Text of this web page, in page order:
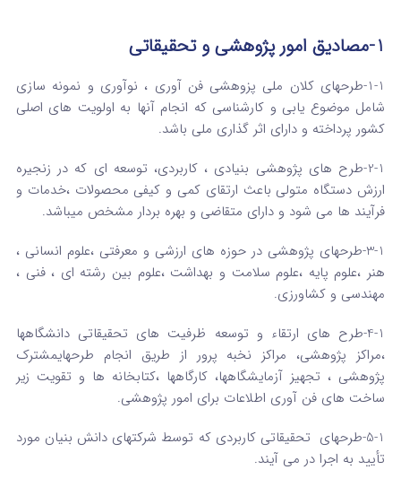
1-مصادیق امور پژوهشی و تحقیقاتی
1-1-طرحهای کلان ملی پزوهشی فن آوری ، نوآوری و نمونه سازی
شامل موضوع یابی و کارشناسی که انجام آنها به اولویت های اصلی
کشور پرداخته و دارای اثر گذاری ملی باشد.
2-1-طرح های پژوهشی بنیادی ، کاربردی، توسعه ای که در زنجیره
ارزش دستگاه متولی باعث ارتقای کمی و کیفی محصولات ،خدمات و
فرآیند ها می شود و دارای متقاضی و بهره بردار مشخص میباشد.
3-1-طرحهای پژوهشی در حوزه های ارزشی و معرفتی ،علوم انسانی ،
هنر ،علوم پایه ،علوم سلامت و بهداشت ،علوم بین رشته ای ، فنی ،
مهندسی و کشاورزی.
4-1-طرح های ارتقاء و توسعه ظرفیت های تحقیقاتی دانشگاهها
،مراکز پژوهشی، مراکز نخبه پرور از طریق انجام طرحهایمشترک
پژوهشی ، تجهیز آزمایشگاهها، کارگاهها ،کتابخانه ها و تقویت زیر
ساخت های فن آوری اطلاعات برای امور پژوهشی.
5-1-طرحهای تحقیقاتی کاربردی که توسط شرکتهای دانش بنیان مورد
تأیید به اجرا در می آیند.